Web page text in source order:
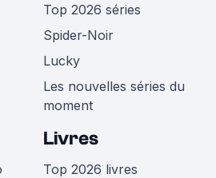
Top 2026 séries
Spider-Noir
Lucky
Les nouvelles séries du
moment
Livres
Top 2026 livres